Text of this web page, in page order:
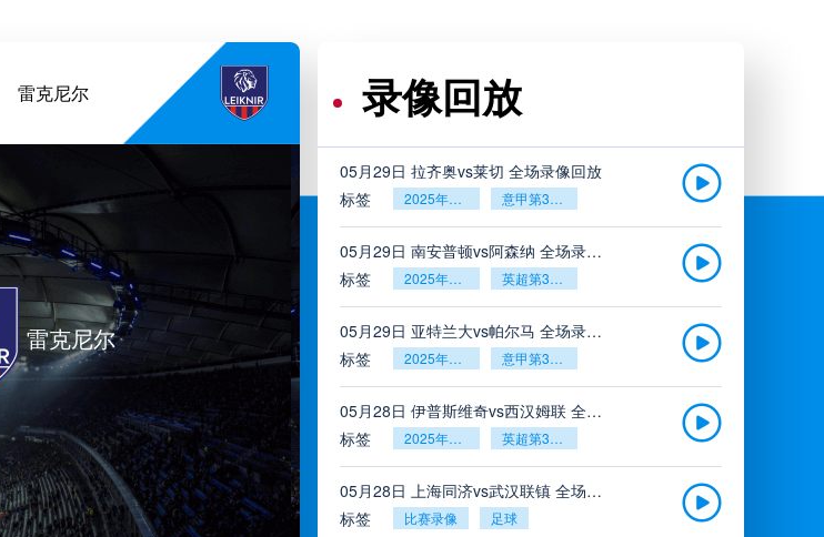
雷克尼尔
雷克尼尔
录像回放
05月29日 拉齐奥vs莱切 全场录像回放
标签
2025年5月26日 意甲第38轮
05月29日 南安普顿vs阿森纳 全场录像回放
标签
2025年5月26日 英超第38轮
05月29日 亚特兰大vs帕尔马 全场录像回放
标签
2025年5月26日 意甲第38轮
05月28日 伊普斯维奇vs西汉姆联 全场录像回放
标签
2025年5月26日 英超第38轮
05月28日 上海同济vs武汉联镇 全场录像
标签
比赛录像 足球